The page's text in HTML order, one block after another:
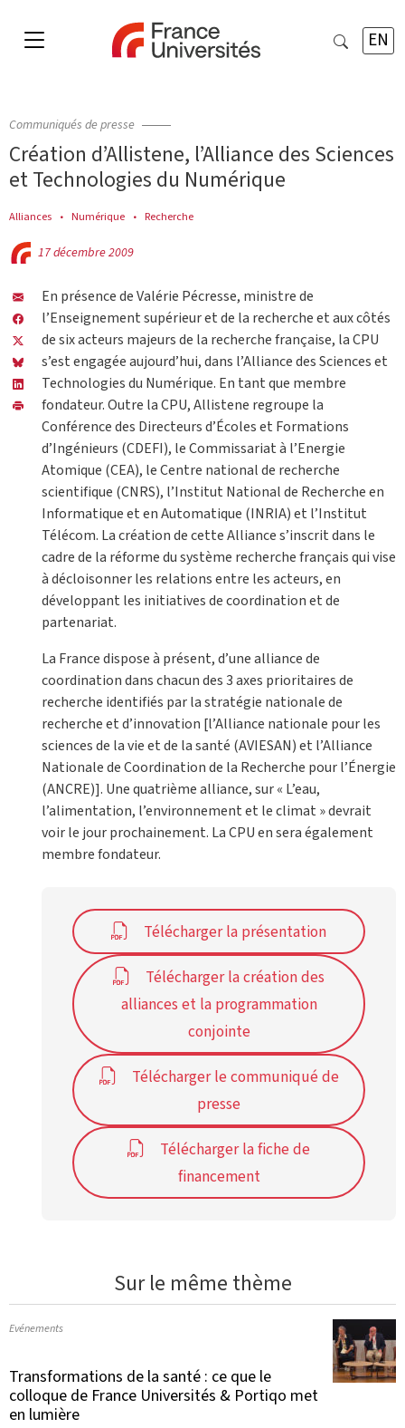
EN
Communiqués de presse
Création d’Allistene, l’Alliance des Sciences
et Technologies du Numérique
Alliances Numérique Recherche
17 décembre 2009
En présence de Valérie Pécresse, ministre de
l’Enseignement supérieur et de la recherche et aux côtés
de six acteurs majeurs de la recherche française, la CPU
s’est engagée aujourd’hui, dans l’Alliance des Sciences et
Technologies du Numérique. En tant que membre
fondateur. Outre la CPU, Allistene regroupe la
Conférence des Directeurs d’Écoles et Formations
d’Ingénieurs (CDEFI), le Commissariat à l’Energie
Atomique (CEA), le Centre national de recherche
scientifique (CNRS), l’Institut National de Recherche en
Informatique et en Automatique (INRIA) et l’Institut
Télécom. La création de cette Alliance s’inscrit dans le
cadre de la réforme du système recherche français qui vise
à décloisonner les relations entre les acteurs, en
développant les initiatives de coordination et de
partenariat.
La France dispose à présent, d’une alliance de
coordination dans chacun des 3 axes prioritaires de
recherche identifiés par la stratégie nationale de
recherche et d’innovation [l’Alliance nationale pour les
sciences de la vie et de la santé (AVIESAN) et l’Alliance
Nationale de Coordination de la Recherche pour l’Énergie
(ANCRE)]. Une quatrième alliance, sur « L’eau,
l’alimentation, l’environnement et le climat » devrait
voir le jour prochainement. La CPU en sera également
membre fondateur.
Télécharger la présentation
Télécharger la création des
alliances et la programmation
conjointe
Télécharger le communiqué de
presse
Télécharger la fiche de
financement
Sur le même thème
Evénements
Transformations de la santé : ce que le
colloque de France Universités & Portiqo met
en lumière